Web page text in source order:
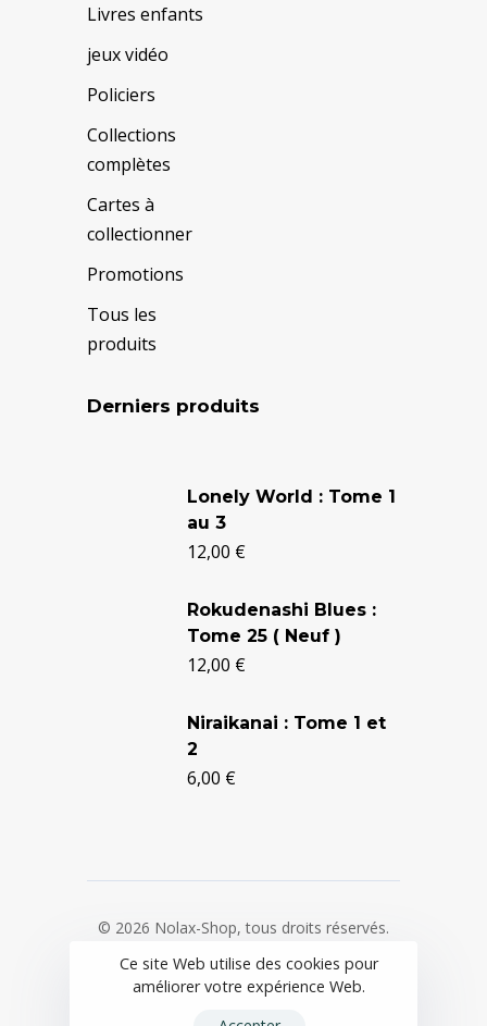
Livres enfants
jeux vidéo
Policiers
Collections
complètes
Cartes à
collectionner
Promotions
Tous les
produits
Derniers produits
Lonely World : Tome 1
au 3
12,00 €
Rokudenashi Blues :
Tome 25 ( Neuf )
12,00 €
Niraikanai : Tome 1 et
2
6,00 €
© 2026 Nolax-Shop, tous droits réservés.
Mentions légales/CGV/Politique de
confidentialité
Ce site Web utilise des cookies pour
améliorer votre expérience Web.